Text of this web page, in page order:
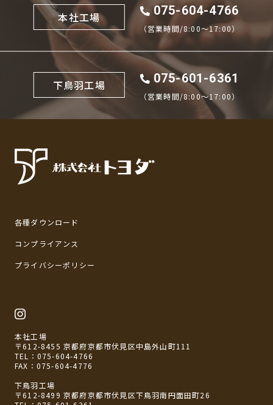
本社工場 075-604-4766
（営業時間/8:00〜17:00）
下鳥羽工場 075-601-6361
（営業時間/8:00〜17:00）
各種ダウンロード
コンプライアンス
プライバシーポリシー
本社工場
〒612-8455 京都府京都市伏見区中島外山町111
TEL： 075-604-4766
FAX：075-604-4776
下鳥羽工場
〒612-8499 京都府京都市伏見区下鳥羽南円面田町26